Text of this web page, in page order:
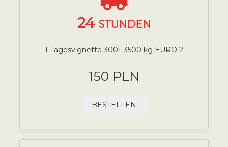
24 STUNDEN
1 Tagesvignette 3001-3500 kg EURO 2
150 PLN
BESTELLEN